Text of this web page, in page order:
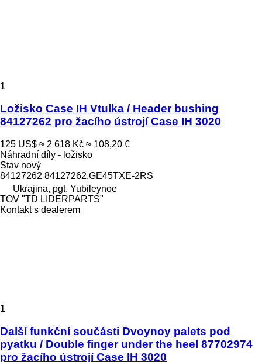
1
Ložisko Case IH Vtulka / Header bushing
84127262 pro žacího ústrojí Case IH 3020
125 US$ ≈ 2 618 Kč ≈ 108,20 €
Náhradní díly - ložisko
Stav nový
84127262 84127262,GE45TXE-2RS
Ukrajina, pgt. Yubileynoe
TOV "TD LIDERPARTS"
Kontakt s dealerem
1
Další funkční součásti Dvoynoy palets pod
pyatku / Double finger under the heel 87702974
pro žacího ústrojí Case IH 3020